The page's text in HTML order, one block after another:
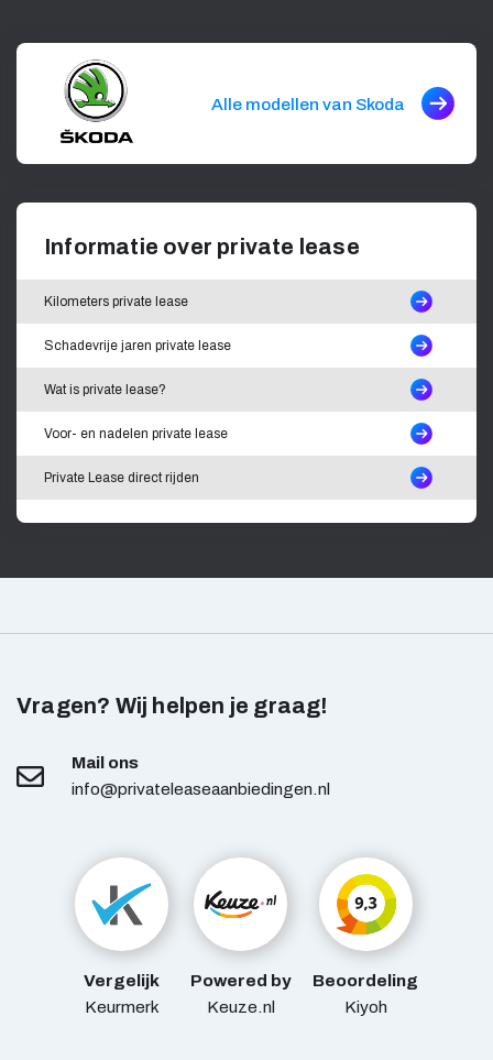
Alle modellen van Skoda
Informatie over private lease
Kilometers private lease
Schadevrije jaren private lease
Wat is private lease?
Voor- en nadelen private lease
Private Lease direct rijden
Vragen? Wij helpen je graag!
Mail ons
info@privateleaseaanbiedingen.nl
Vergelijk
Keurmerk
Powered by
Keuze.nl
Beoordeling
Kiyoh